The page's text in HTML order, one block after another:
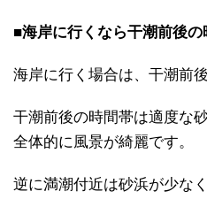
■海岸に行くなら干潮前後
海岸に行く場合は、干潮前
干潮前後の時間帯は適度な
全体的に風景が綺麗です。
逆に満潮付近は砂浜が少な